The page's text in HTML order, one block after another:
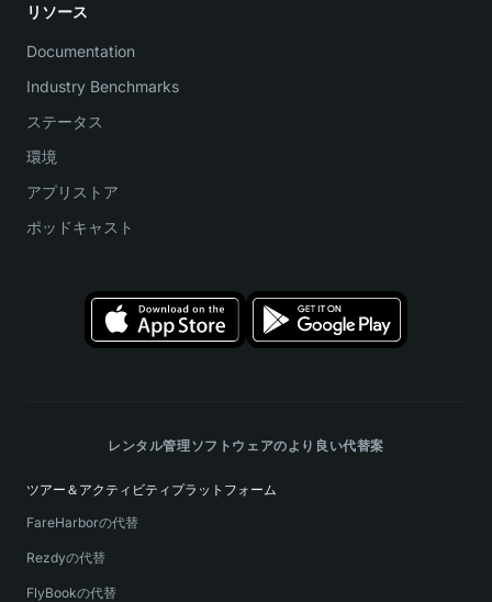
リソース
Documentation
Industry Benchmarks
ステータス
環境
アプリストア
ポッドキャスト
レンタル管理ソフトウェアのより良い代替案
ツアー＆アクティビティプラットフォーム
FareHarborの代替
Rezdyの代替
FlyBookの代替